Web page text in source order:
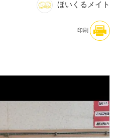
ほいくるメイト
印刷